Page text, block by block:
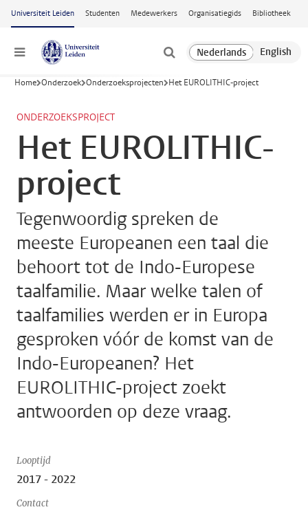
Ga naar hoofdinhoud
Universiteit Leiden Studenten Medewerkers Organisatiegids Bibliotheek
Menu
Home Onderzoek Onderzoeksprojecten Het EUROLITHIC-project
ONDERZOEKSPROJECT
Het EUROLITHIC-
project
Tegenwoordig spreken de
meeste Europeanen een taal die
behoort tot de Indo-Europese
taalfamilie. Maar welke talen of
taalfamilies werden er in Europa
gesproken vóór de komst van de
Indo-Europeanen? Het
EUROLITHIC-project zoekt
antwoorden op deze vraag.
Looptijd
2017 - 2022
Contact